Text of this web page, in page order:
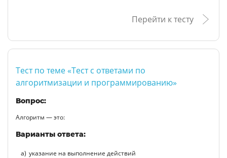
Перейти к тесту
Тест по теме «Тест с ответами по
алгоритмизации и программированию»
Вопрос:
Алгоритм — это:
Варианты ответа:
указание на выполнение действий